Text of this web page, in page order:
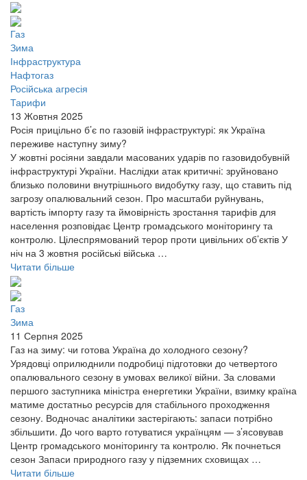
Газ
Зима
Інфраструктура
Нафтогаз
Російська агресія
Тарифи
13 Жовтня 2025
Росія прицільно б’є по газовій інфраструктурі: як Україна
переживе наступну зиму?
У жовтні росіяни завдали масованих ударів по газовидобувній
інфраструктурі України. Наслідки атак критичні: зруйновано
близько половини внутрішнього видобутку газу, що ставить під
загрозу опалювальний сезон. Про масштаби руйнувань,
вартість імпорту газу та ймовірність зростання тарифів для
населення розповідає Центр громадського моніторингу та
контролю. Цілеспрямований терор проти цивільних об’єктів У
ніч на 3 жовтня російські війська …
Читати більше
Газ
Зима
11 Серпня 2025
Газ на зиму: чи готова Україна до холодного сезону?
Урядовці оприлюднили подробиці підготовки до четвертого
опалювального сезону в умовах великої війни. За словами
першого заступника міністра енергетики України, взимку країна
матиме достатньо ресурсів для стабільного проходження
сезону. Водночас аналітики застерігають: запаси потрібно
збільшити. До чого варто готуватися українцям — з’ясовував
Центр громадського моніторингу та контролю. Як почнеться
сезон Запаси природного газу у підземних сховищах …
Читати більше